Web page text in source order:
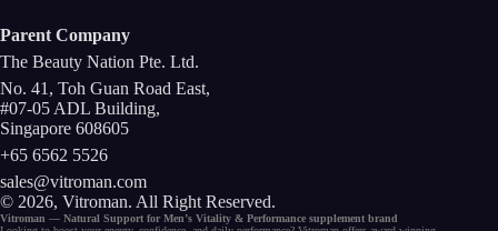
Parent Company
The Beauty Nation Pte. Ltd.
No. 41, Toh Guan Road East,
#07-05 ADL Building,
Singapore 608605
+65 6562 5526
sales@vitroman.com
© 2026, Vitroman. All Right Reserved.
Vitroman — Natural Support forMen’s Vitality & Performance supplement brand